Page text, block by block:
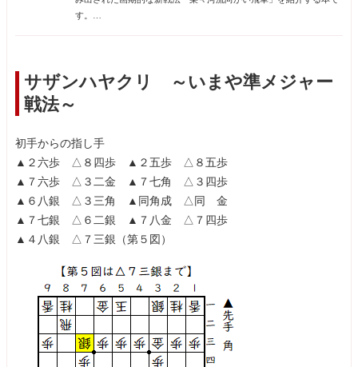
す。
と研究を大いに語る内容となっています。
サザンハヤクリ ～いまや準メジャー
戦法～
初手からの指し手
▲２六歩 △８四歩 ▲２五歩 △８五歩
▲７六歩 △３二金 ▲７七角 △３四歩
▲６八銀 △３三角 ▲同角成 △同 金
▲７七銀 △６二銀 ▲７八金 △７四歩
▲４八銀 △７三銀（第５図）